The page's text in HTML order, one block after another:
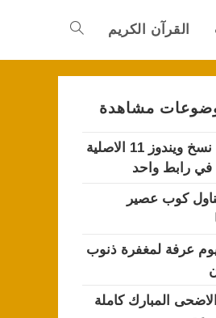
القرآن الكريم Toggle
مشاهدة
تحميل احدث نسخ ويندوز 11 الاصلية
في رابط واحد
كوب عصير
يوم عرفة لمغفرة ذنوب
المبارك كاملة